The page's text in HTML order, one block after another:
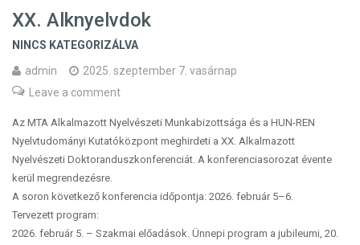
XX. Alknyelvdok
NINCS KATEGORIZÁLVA
admin
2025. szeptember 7. vasárnap
Leave a comment
Az MTA Alkalmazott Nyelvészeti Munkabizottsága és a HUN-REN
Nyelvtudományi Kutatóközpont meghirdeti a XX. Alkalmazott
Nyelvészeti Doktoranduszkonferenciát. A konferenciasorozat évente
kerül megrendezésre.
A soron következő konferencia időpontja: 2026. február 5–6.
Tervezett program:
2026. február 5. – Szakmai előadások. Ünnepi program a jubileumi, 20.